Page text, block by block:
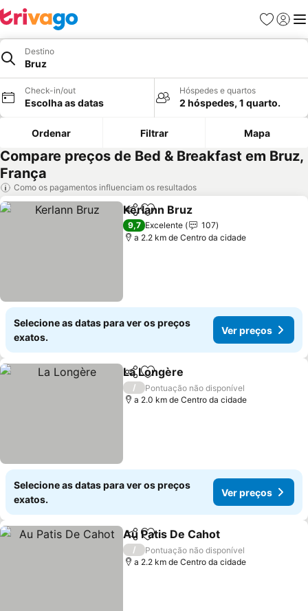
Favoritos
Iniciar
Destino
Bruz
Check-in/out
Escolha as datas
Hóspedes e quartos
2 hóspedes, 1 quarto.
Ordenar Filtrar Mapa
Compare preços de Bed & Breakfast em Bruz,
França
Como os pagamentos influenciam os resultados
PartilharAdicionar aos favoritos
Kerlann Bruz
9,7 Excelente
107
a 2.2 km de Centro da cidade
Selecione as datas para ver os preços
exatos.
Ver preços
PartilharAdicionar aos favoritos
La Longère
/
Pontuação não disponível
a 2.0 km de Centro da cidade
Selecione as datas para ver os preços
exatos.
Ver preços
PartilharAdicionar aos favoritos
Au Patis De Cahot
/
Pontuação não disponível
a 2.2 km de Centro da cidade